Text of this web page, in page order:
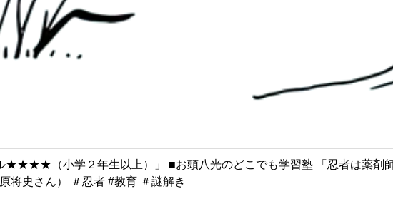
★★★★（小学２年生以上）」 ■お頭八光のどこでも学習塾 「忍者は薬剤
将史さん） ＃忍者 #教育 ＃謎解き